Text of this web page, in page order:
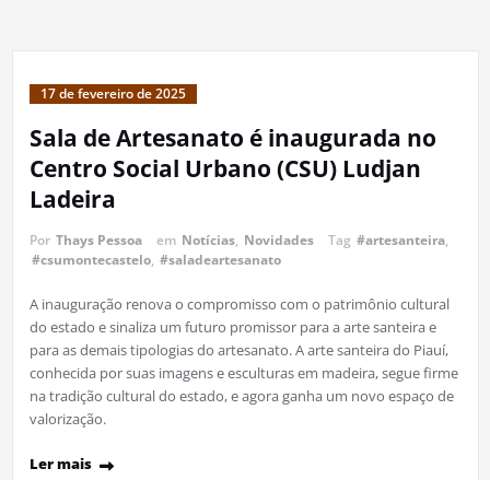
17 de fevereiro de 2025
Sala de Artesanato é inaugurada no
Centro Social Urbano (CSU) Ludjan
Ladeira
Por Thays Pessoa em Notícias, Novidades Tag #artesanteira,
#csumontecastelo, #saladeartesanato
A inauguração renova o compromisso com o patrimônio cultural
do estado e sinaliza um futuro promissor para a arte santeira e
para as demais tipologias do artesanato. A arte santeira do Piauí,
conhecida por suas imagens e esculturas em madeira, segue firme
na tradição cultural do estado, e agora ganha um novo espaço de
valorização.
Ler mais